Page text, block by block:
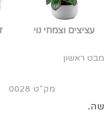
עציצים וצמחי נוי
ראשון
מק"ט 0028